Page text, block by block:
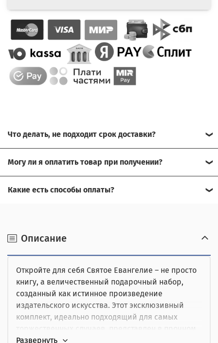
помочь.
наличными при получении,
картой курьеру.
Описание
Откройте для себя Святое Евангелие – не просто
книгу, а величественный подарочный набор,
созданный как истинное произведение
издательского искусства. Этот эксклюзивный
комплект, идеально подходящий для самых
и элегантном защитном коробе, который не